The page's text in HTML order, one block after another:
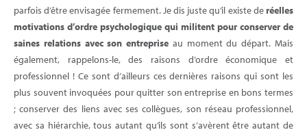
parfois d’être envisagée fermement. Je dis juste qu’il existe deréelles
motivations d’ordre psychologique qui militent pour conserver de
saines relations avec son entreprise au moment du départ. Mais
également, rappelons-le, des raisons d’ordre économique et
professionnel ! Ce sont d’ailleurs ces dernières raisons qui sont les
plus souvent invoquées pour quitter son entreprise en bons termes
; conserver des liens avec ses collègues, son réseau professionnel,
avec sa hiérarchie, tous autant qu’ils sont s’avèrent être autant de